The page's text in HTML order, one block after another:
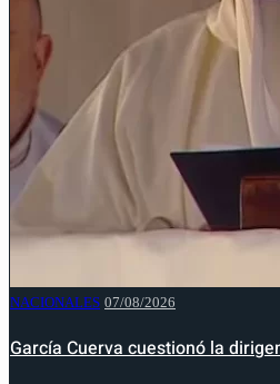
NACIONALES 07/08/2026
García Cuerva cuestionó la